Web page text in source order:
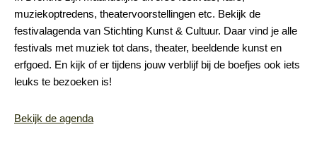
muziekoptredens, theatervoorstellingen etc. Bekijk de
festivalagenda van Stichting Kunst & Cultuur. Daar vind je alle
festivals met muziek tot dans, theater, beeldende kunst en
erfgoed. En kijk of er tijdens jouw verblijf bij de boefjes ook iets
leuks te bezoeken is!
Bekijk de agenda